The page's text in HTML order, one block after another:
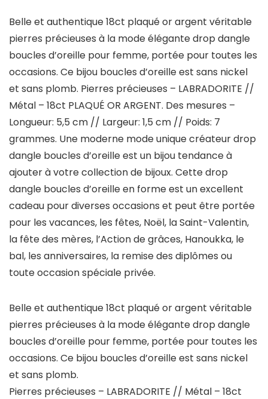
Belle et authentique 18ct plaqué or argent véritable
pierres précieuses à la mode élégante drop dangle
boucles d’oreille pour femme, portée pour toutes les
occasions. Ce bijou boucles d’oreille est sans nickel
et sans plomb. Pierres précieuses – LABRADORITE //
Métal – 18ct PLAQUÉ OR ARGENT. Des mesures –
Longueur: 5,5 cm // Largeur: 1,5 cm // Poids: 7
grammes. Une moderne mode unique créateur drop
dangle boucles d’oreille est un bijou tendance à
ajouter à votre collection de bijoux. Cette drop
dangle boucles d’oreille en forme est un excellent
cadeau pour diverses occasions et peut être portée
pour les vacances, les fêtes, Noël, la Saint-Valentin,
la fête des mères, l’Action de grâces, Hanoukka, le
bal, les anniversaires, la remise des diplômes ou
toute occasion spéciale privée.
Belle et authentique 18ct plaqué or argent véritable
pierres précieuses à la mode élégante drop dangle
boucles d’oreille pour femme, portée pour toutes les
occasions. Ce bijou boucles d’oreille est sans nickel
et sans plomb.
Pierres précieuses – LABRADORITE // Métal – 18ct